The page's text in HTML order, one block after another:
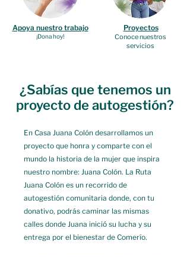
Apoya nuestro trabajo
¡Dona hoy!
Proyectos
Conoce nuestros
servicios
¿Sabías que tenemos un
proyecto de autogestión?
En Casa Juana Colón desarrollamos un
proyecto que honra y comparte con el
mundo la historia de la mujer que inspira
nuestro nombre: Juana Colón. La Ruta
Juana Colón es un recorrido de
autogestión comunitaria donde, con tu
donativo, podrás caminar las mismas
calles donde Juana inició su lucha y su
entrega por el bienestar de Comerío.